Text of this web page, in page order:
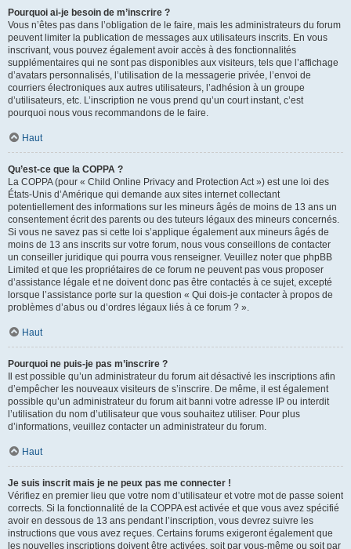
Pourquoi ai-je besoin de m’inscrire ?
Vous n’êtes pas dans l’obligation de le faire, mais les administrateurs du forum
peuvent limiter la publication de messages aux utilisateurs inscrits. En vous
inscrivant, vous pouvez également avoir accès à des fonctionnalités
supplémentaires qui ne sont pas disponibles aux visiteurs, tels que l’affichage
d’avatars personnalisés, l’utilisation de la messagerie privée, l’envoi de
courriers électroniques aux autres utilisateurs, l’adhésion à un groupe
d’utilisateurs, etc. L’inscription ne vous prend qu’un court instant, c’est
pourquoi nous vous recommandons de le faire.
Haut
Qu’est-ce que la COPPA ?
La COPPA (pour « Child Online Privacy and Protection Act ») est une loi des
États-Unis d’Amérique qui demande aux sites internet collectant
potentiellement des informations sur les mineurs âgés de moins de 13 ans un
consentement écrit des parents ou des tuteurs légaux des mineurs concernés.
Si vous ne savez pas si cette loi s’applique également aux mineurs âgés de
moins de 13 ans inscrits sur votre forum, nous vous conseillons de contacter
un conseiller juridique qui pourra vous renseigner. Veuillez noter que phpBB
Limited et que les propriétaires de ce forum ne peuvent pas vous proposer
d’assistance légale et ne doivent donc pas être contactés à ce sujet, excepté
lorsque l’assistance porte sur la question « Qui dois-je contacter à propos de
problèmes d’abus ou d’ordres légaux liés à ce forum ? ».
Haut
Pourquoi ne puis-je pas m’inscrire ?
Il est possible qu’un administrateur du forum ait désactivé les inscriptions afin
d’empêcher les nouveaux visiteurs de s’inscrire. De même, il est également
possible qu’un administrateur du forum ait banni votre adresse IP ou interdit
l’utilisation du nom d’utilisateur que vous souhaitez utiliser. Pour plus
d’informations, veuillez contacter un administrateur du forum.
Haut
Je suis inscrit mais je ne peux pas me connecter !
Vérifiez en premier lieu que votre nom d’utilisateur et votre mot de passe soient
corrects. Si la fonctionnalité de la COPPA est activée et que vous avez spécifié
avoir en dessous de 13 ans pendant l’inscription, vous devrez suivre les
instructions que vous avez reçues. Certains forums exigeront également que
les nouvelles inscriptions doivent être activées, soit par vous-même ou soit par